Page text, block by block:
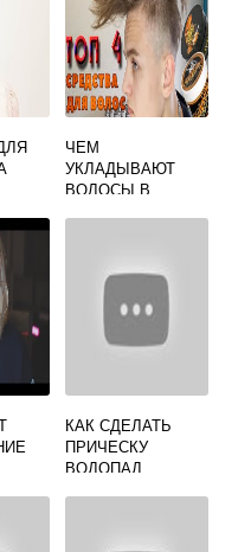
ЧЕМ
УКЛАДЫВАЮТ
ВОЛОСЫ В
КАК СДЕЛАТЬ
ПРИЧЕСКУ
ВОДОПАД